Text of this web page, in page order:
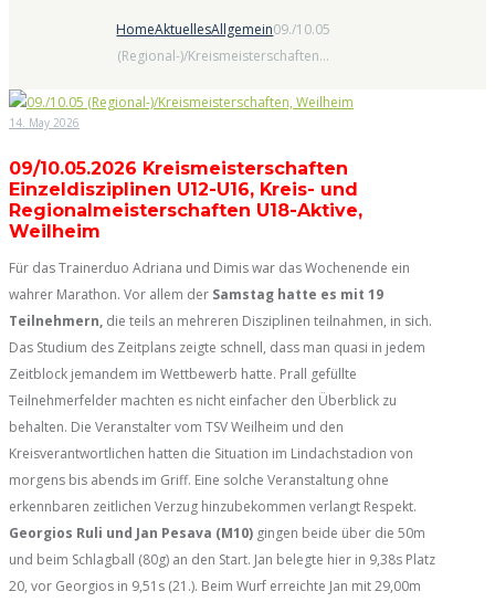
HomeAktuellesAllgemein09./10.05
(Regional-)/Kreismeisterschaften...
14. May 2026
09/10.05.2026 Kreismeisterschaften
Einzeldisziplinen U12-U16, Kreis- und
Regionalmeisterschaften U18-Aktive,
Weilheim
Für das Trainerduo Adriana und Dimis war das Wochenende ein
wahrer Marathon. Vor allem der Samstag hatte es mit 19
Teilnehmern, die teils an mehreren Disziplinen teilnahmen, in sich.
Das Studium des Zeitplans zeigte schnell, dass man quasi in jedem
Zeitblock jemandem im Wettbewerb hatte. Prall gefüllte
Teilnehmerfelder machten es nicht einfacher den Überblick zu
behalten. Die Veranstalter vom TSV Weilheim und den
Kreisverantwortlichen hatten die Situation im Lindachstadion von
morgens bis abends im Griff. Eine solche Veranstaltung ohne
erkennbaren zeitlichen Verzug hinzubekommen verlangt Respekt.
Georgios Ruli und Jan Pesava (M10) gingen beide über die 50m
und beim Schlagball (80g) an den Start. Jan belegte hier in 9,38s Platz
20, vor Georgios in 9,51s (21.). Beim Wurf erreichte Jan mit 29,00m